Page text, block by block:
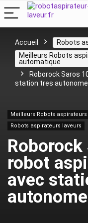
Accueil
Robots
Meilleurs Robots
automatique
Roborock Saros
station tres autonome
Meilleurs Robots
Robots aspirateurs laveurs
Roborock
robot
avec
autonome